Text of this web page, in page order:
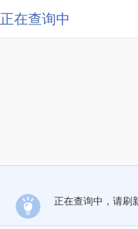
正在查询中
正在查询中，请刷